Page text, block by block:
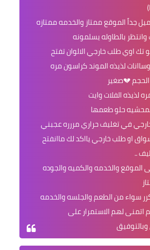
جداً الموقع ممتاز والخدمه ممتازه
بالطاوله يسلمونه
تك اوي طلب خارجي الالوان تفتح
لذيذه الموند كراسون مره
💔صغير
لذيذه الفلات وايت
حلو طعمها
في تغليف حراري مررره عجبني
او طلب خارجي يااكد لك ماانفتح
..
الموقع والخدمه والكميه والجوده
سواء من الطعم والجلسه والخدمه
اتمنى لهم الاستمرار على